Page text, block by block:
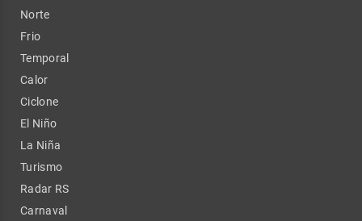
Norte
Frio
Temporal
Calor
Ciclone
El Niño
La Niña
Turismo
Radar RS
Carnaval